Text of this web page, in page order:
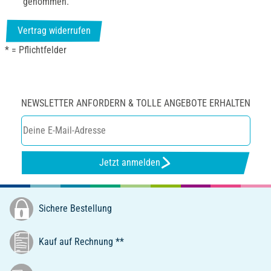
Vertrag widerrufen
* = Pflichtfelder
NEWSLETTER ANFORDERN & TOLLE ANGEBOTE ERHALTEN
Jetzt anmelden
Sichere Bestellung
Kauf auf Rechnung **